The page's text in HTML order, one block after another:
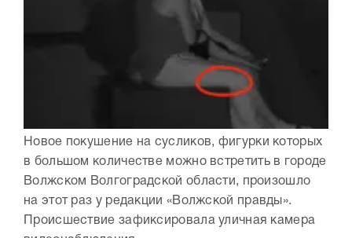
Новое покушение на сусликов, фигурки которых
в большом количестве можно встретить в городе
Волжском Волгоградской области, произошло
на этот раз у редакции «Волжской правды».
Происшествие зафиксировала уличная камера